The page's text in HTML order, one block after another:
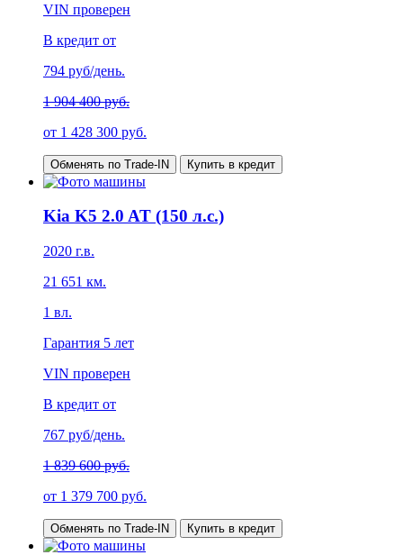
VIN проверен
В кредит от
794 руб/день.
1 904 400 руб.
от 1 428 300 руб.
Обменять по Trade-IN Купить в кредит
Kia K5 2.0 AT (150 л.с.)
2020 г.в.
21 651 км.
1 вл.
Гарантия 5 лет
VIN проверен
В кредит от
767 руб/день.
1 839 600 руб.
от 1 379 700 руб.
Обменять по Trade-IN Купить в кредит